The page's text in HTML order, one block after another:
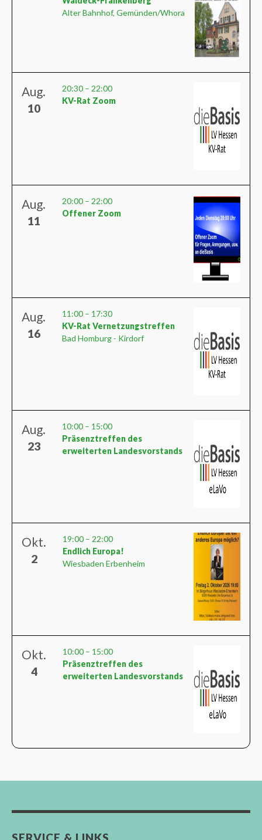
Alter Bahnhof, Gemünden/Whora
Aug.
10
20:30 – 22:00
KV-Rat Zoom
Aug.
11
20:00 – 22:00
Offener Zoom
Aug.
16
11:00 – 17:30
KV-Rat Vernetzungstreffen
Bad Homburg - Kirdorf
Aug.
23
10:00 – 15:00
Präsenztreffen des
erweiterten Landesvorstands
Okt.
2
19:00 – 22:00
Endlich Europa!
Wiesbaden Erbenheim
Okt.
4
10:00 – 15:00
Präsenztreffen des
erweiterten Landesvorstands
SERVICE & LINKS